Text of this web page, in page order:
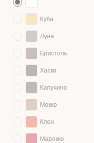
Куба
Луна
Бристоль
Хаски
Капучино
Мокко
Клен
Марокко